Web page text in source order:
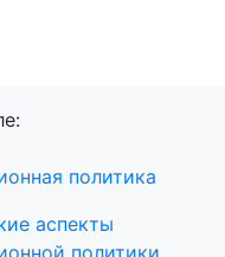
политика
аспекты